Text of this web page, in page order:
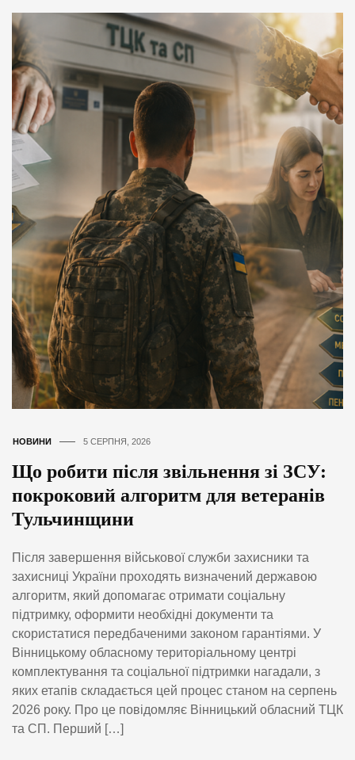
НОВИНИ 5 СЕРПНЯ, 2026
Що робити після звільнення зі ЗСУ:
покроковий алгоритм для ветеранів
Тульчинщини
Після завершення військової служби захисники та
захисниці України проходять визначений державою
алгоритм, який допомагає отримати соціальну
підтримку, оформити необхідні документи та
скористатися передбаченими законом гарантіями. У
Вінницькому обласному територіальному центрі
комплектування та соціальної підтримки нагадали, з
яких етапів складається цей процес станом на серпень
2026 року. Про це повідомляє Вінницький обласний ТЦК
та СП. Перший […]